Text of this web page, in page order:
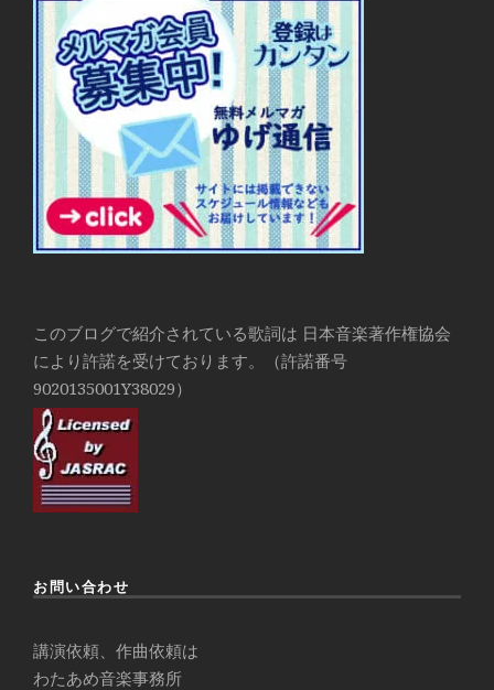
このブログで紹介されている歌詞は 日本音楽著作権協会
により許諾を受けております。（許諾番号
9020135001Y38029）
お問い合わせ
講演依頼、作曲依頼は
わたあめ音楽事務所